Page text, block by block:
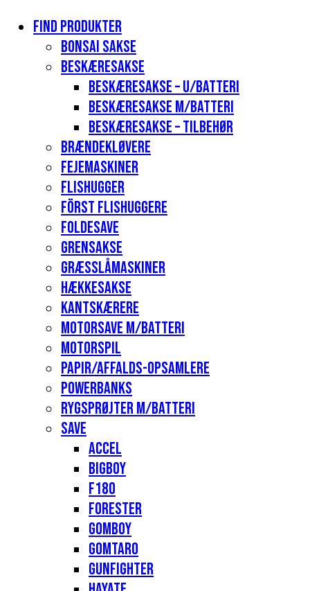
Find produkter
Bonsai sakse
Beskæresakse
Beskæresakse – u/batteri
Beskæresakse m/batteri
Beskæresakse – tilbehør
Brændekløvere
Fejemaskiner
Flishugger
Först flishuggere
Foldesave
Grensakse
Græsslåmaskiner
Hækkesakse
Kantskærere
Motorsave m/batteri
Motorspil
Papir/affalds-opsamlere
Powerbanks
Rygsprøjter m/batteri
Save
Accel
Bigboy
F180
Forester
Gomboy
Gomtaro
Gunfighter